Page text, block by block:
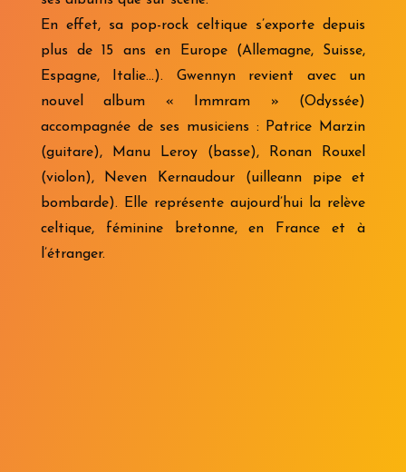
En effet, sa pop-rock celtique s’exporte depuis
plus de 15 ans en Europe (Allemagne, Suisse,
Espagne, Italie…). Gwennyn revient avec un
nouvel album « Immram » (Odyssée)
accompagnée de ses musiciens : Patrice Marzin
(guitare), Manu Leroy (basse), Ronan Rouxel
(violon), Neven Kernaudour (uilleann pipe et
bombarde). Elle représente aujourd’hui la relève
celtique, féminine bretonne, en France et à
l’étranger.